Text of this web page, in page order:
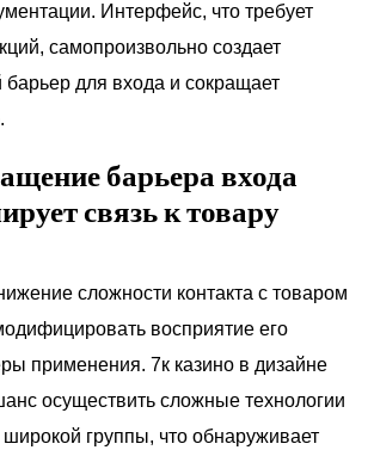
Интерфейс, что требует
самопроизвольно создает
для входа и сокращает
барьера входа
связь к товару
сложности контакта с товаром
восприятие его
применения. 7к казино в дизайне
осуществить сложные технологии
группы, что обнаруживает